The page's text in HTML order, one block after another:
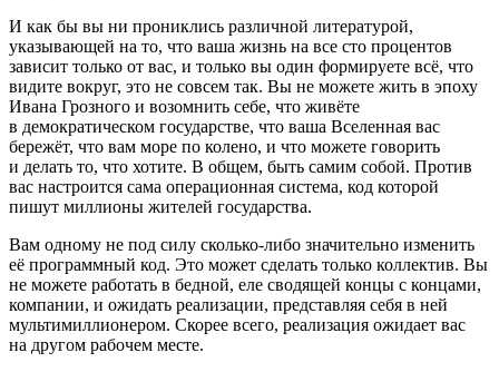
И как бы вы ни прониклись различной литературой,
указывающей на то, что ваша жизнь на все сто процентов
зависит только от вас, и только вы один формируете всё, что
видите вокруг, это не совсем так. Вы не можете жить в эпоху
Ивана Грозного и возомнить себе, что живёте
в демократическом государстве, что ваша Вселенная вас
бережёт, что вам море по колено, и что можете говорить
и делать то, что хотите. В общем, быть самим собой. Против
вас настроится сама операционная система, код которой
пишут миллионы жителей государства.
Вам одному не под силу сколько-либо значительно изменить
её программный код. Это может сделать только коллектив. Вы
не можете работать в бедной, еле сводящей концы с концами,
компании, и ожидать реализации, представляя себя в ней
мультимиллионером. Скорее всего, реализация ожидает вас
на другом рабочем месте.